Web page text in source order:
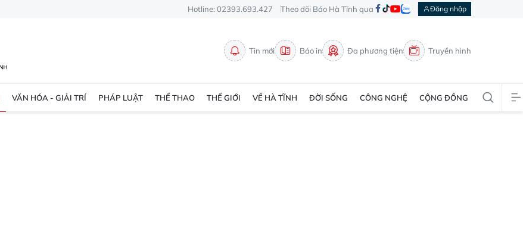
Hotline: 02393.693.427 Theo dõi Báo Hà Tĩnh qua Đăng nhập
Tin mới Báo in Đa phương tiện Truyền hình
VĂN HÓA - GIẢI TRÍ PHÁP LUẬT THỂ THAO THẾ GIỚI VỀ HÀ TĨNH ĐỜI SỐNG CÔNG NGHỆ CỘNG ĐỒNG